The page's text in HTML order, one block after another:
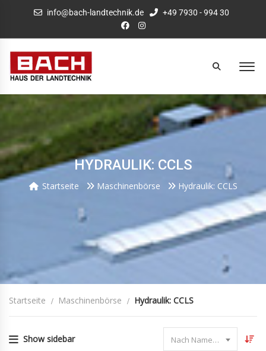
info@bach-landtechnik.de +49 7930 - 994 30
HYDRAULIK: CCLS
Startseite Maschinenbörse Hydraulik: CCLS
Startseite Maschinenbörse Hydraulik: CCLS
Show sidebar Nach Name sortieren